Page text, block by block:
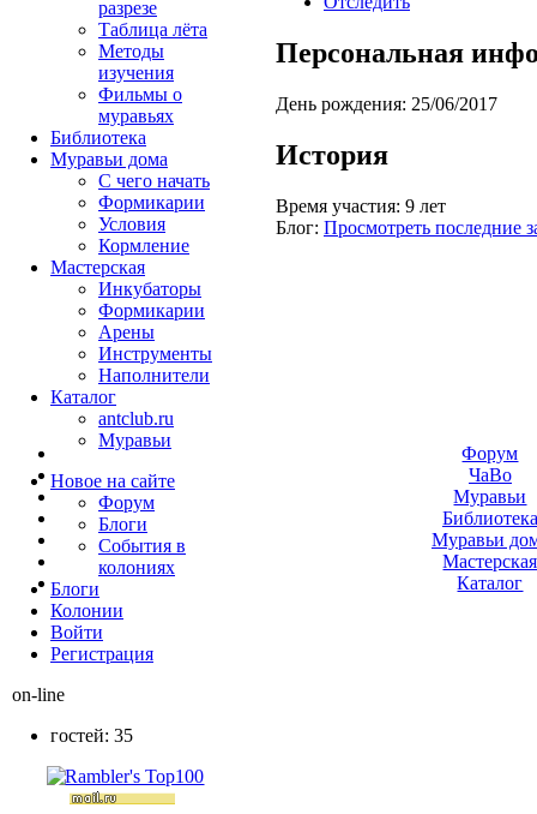
Персональная
День рождения: 25/06/2017
История
Время участия: 9 лет
Блог: Просмотреть последние
разрезе
Таблица лёта
Методы
изучения
Фильмы о
муравьях
Библиотека
Муравьи дома
С чего начать
Формикарии
Условия
Кормление
Мастерская
Инкубаторы
Формикарии
Арены
Инструменты
Наполнители
Каталог
antclub.ru
Муравьи
Новое на сайте
Форум
Блоги
События в
колониях
Блоги
Колонии
Войти
Peгиcтpaция
on-line
гостей: 35
Форум
ЧаВо
Муравьи
Библиотека
Муравьи
Мастерская
Каталог